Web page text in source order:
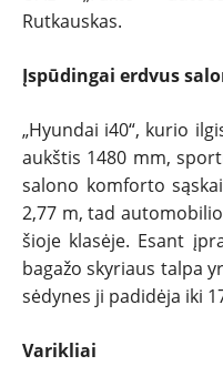
Rutkauskas.
Įspūdingai erdvus
„Hyundai i40“, kurio
aukštis 1480 mm,
salono komforto
2,77 m, tad
šioje klasėje. Esant
bagažo skyriaus talpa
sėdynes ji padidėja iki
Varikliai